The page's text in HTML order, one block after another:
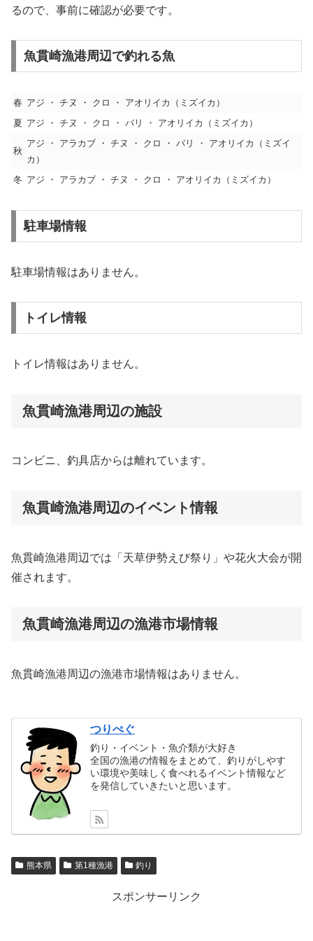
るので、事前に確認が必要です。
魚貫崎漁港周辺で釣れる魚
春 アジ ・ チヌ ・ クロ ・ アオリイカ（ミズイカ）
夏 アジ ・ チヌ ・ クロ ・ バリ ・ アオリイカ（ミズイカ）
秋
アジ ・ アラカブ ・ チヌ ・ クロ ・ バリ ・ アオリイカ（ミズイ
カ）
冬 アジ ・ アラカブ ・ チヌ ・ クロ ・ アオリイカ（ミズイカ）
駐車場情報
駐車場情報はありません。
トイレ情報
トイレ情報はありません。
魚貫崎漁港周辺の施設
コンビニ、釣具店からは離れています。
魚貫崎漁港周辺のイベント情報
魚貫崎漁港周辺では「天草伊勢えび祭り」や花火大会が開
催されます。
魚貫崎漁港周辺の漁港市場情報
魚貫崎漁港周辺の漁港市場情報はありません。
つりぺぐ
釣り・イベント・魚介類が大好き
全国の漁港の情報をまとめて、釣りがしやす
い環境や美味しく食べれるイベント情報など
を発信していきたいと思います。
熊本県 第1種漁港 釣り
スポンサーリンク